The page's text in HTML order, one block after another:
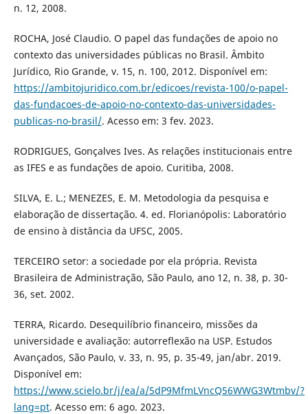
n. 12, 2008.
ROCHA, José Claudio. O papel das fundações de apoio no
contexto das universidades públicas no Brasil. Âmbito
Jurídico, Rio Grande, v. 15, n. 100, 2012. Disponível em:
https://ambitojuridico.com.br/edicoes/revista-100/o-papel-
das-fundacoes-de-apoio-no-contexto-das-universidades-
publicas-no-brasil/. Acesso em: 3 fev. 2023.
RODRIGUES, Gonçalves Ives. As relações institucionais entre
as IFES e as fundações de apoio. Curitiba, 2008.
SILVA, E. L.; MENEZES, E. M. Metodologia da pesquisa e
elaboração de dissertação. 4. ed. Florianópolis: Laboratório
de ensino à distância da UFSC, 2005.
TERCEIRO setor: a sociedade por ela própria. Revista
Brasileira de Administração, São Paulo, ano 12, n. 38, p. 30-
36, set. 2002.
TERRA, Ricardo. Desequilíbrio financeiro, missões da
universidade e avaliação: autorreflexão na USP. Estudos
Avançados, São Paulo, v. 33, n. 95, p. 35-49, jan/abr. 2019.
Disponível em:
https://www.scielo.br/j/ea/a/5dP9MfmLVncQ56WWG3Wtmbv/?
lang=pt. Acesso em: 6 ago. 2023.